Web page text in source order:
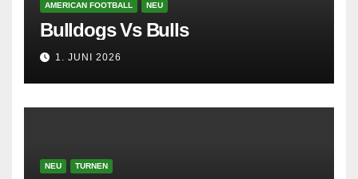
AMERICAN FOOTBALL NEU
Bulldogs Vs Bulls
1. JUNI 2026
NEU TURNEN